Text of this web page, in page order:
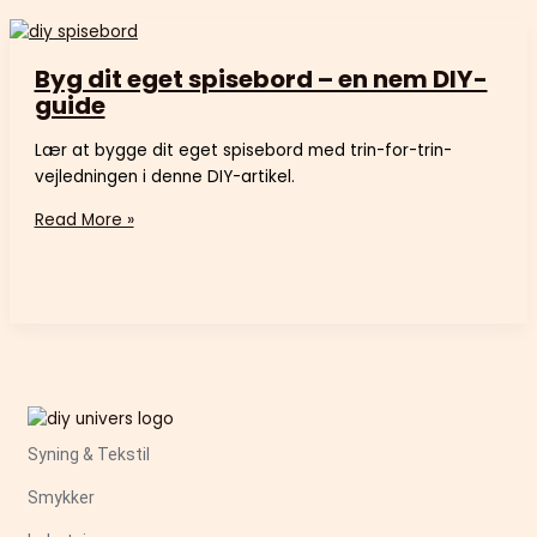
Byg dit eget spisebord – en nem DIY-
guide
Lær at bygge dit eget spisebord med trin-for-trin-
vejledningen i denne DIY-artikel.
Read More »
Syning & Tekstil
Smykker